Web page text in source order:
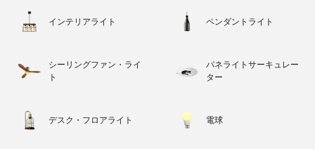
インテリアライト ペンダントライト
シーリングファン・ライ
ト
パネライトサーキュレー
ター
デスク・フロアライト 電球